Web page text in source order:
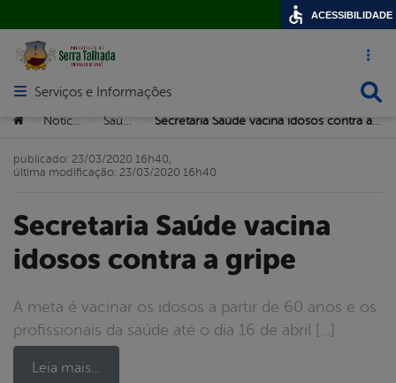
Acesso
Abrir menu principal de navegação
Serviços e Informações
Você está aqui:
> > >
Secretaria Saúde vacina
idosos contra a gripe
A meta é vacinar os idosos a partir de 60 anos e os
profissionais da saúde até o dia 16 de abril […]
Leia mais…
publicado: 23/03/2020 16h40,
última modificação: 23/03/2020 16h40
ACESSIBILIDADE